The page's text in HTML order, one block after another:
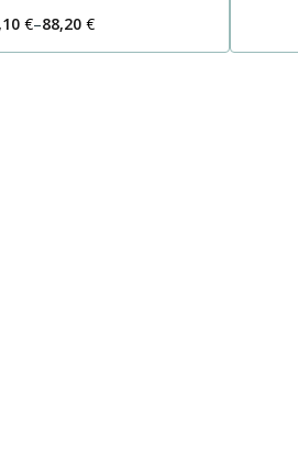
€–88,20 €